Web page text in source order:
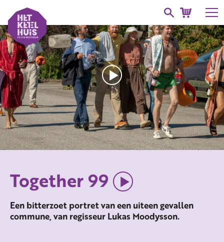
Together 99
Een bitterzoet portret van een uiteen gevallen
commune, van regisseur Lukas Moodysson.